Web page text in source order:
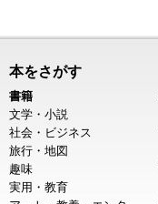
本をさがす
書籍
文学・小説
社会・ビジネス
旅行・地図
趣味
実用・教育